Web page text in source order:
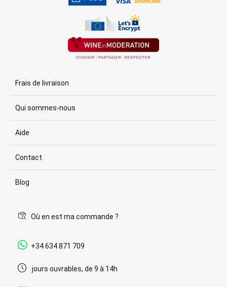
Frais de livraison
Qui sommes-nous
Aide
Contact
Blog
Où en est ma commande ?
+34 634 871 709
jours ouvrables, de 9 à 14h